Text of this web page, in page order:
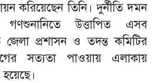
করিয়েছেন তিনি। দুর্নীতি দমন
উত্তাপিত এসব
জেলা প্রশাসন ও তদন্ত কমিটির
সত্যতা পাওয়ায় এলাকায়
হয়েছে।